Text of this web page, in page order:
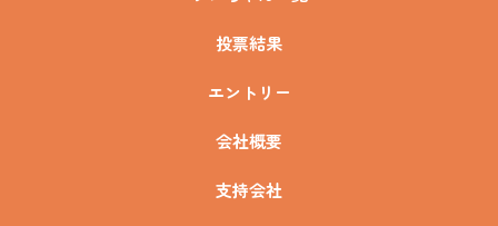
投票結果
エントリー
会社概要
支持会社